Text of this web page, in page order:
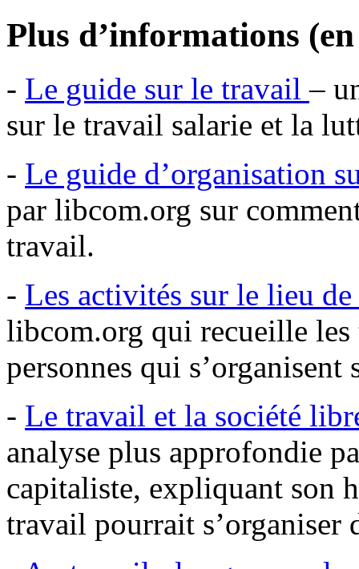
Plus d’informations
- Le guide sur le travail–
sur le travail salarie et la
- Le guide d’organisation
par libcom.org sur
travail.
- Les activités sur le lieu
libcom.org qui recueille les
personnes qui
- Le travail et la société
analyse plus approfondie
capitaliste, expliquant son
travail pourrait s’organiser